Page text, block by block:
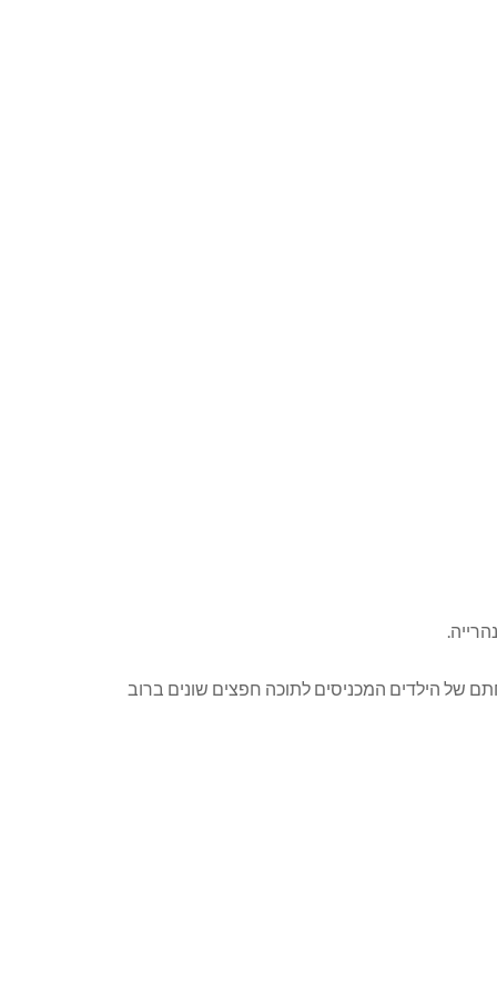
של הילדים המכניסים לתוכה חפצים שונים ברוב